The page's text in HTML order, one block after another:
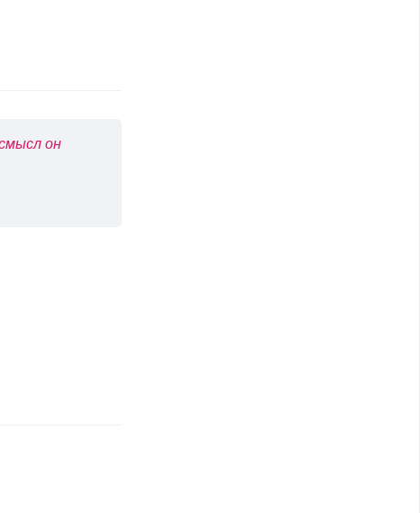
он